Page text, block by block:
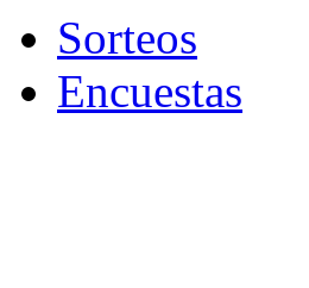
Sorteos
Encuestas